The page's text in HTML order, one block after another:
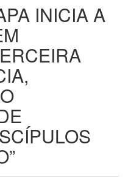
INICIA A